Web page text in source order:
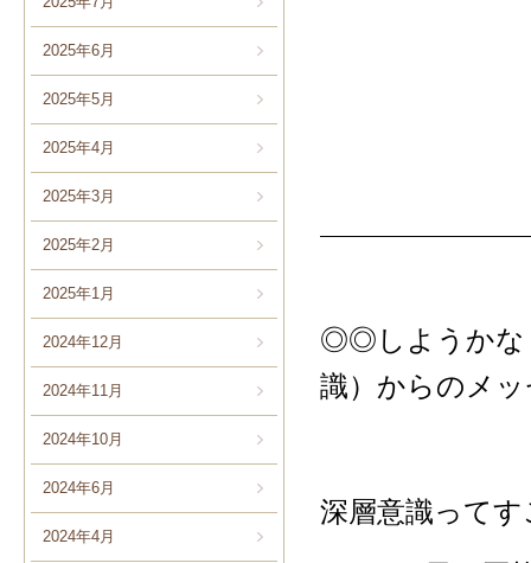
2025年6月
2025年5月
2025年4月
2025年3月
2025年2月
2025年1月
2024年12月
2024年11月
2024年10月
2024年6月
2024年4月
◎◎しようかな
識）からのメ
深層意識って